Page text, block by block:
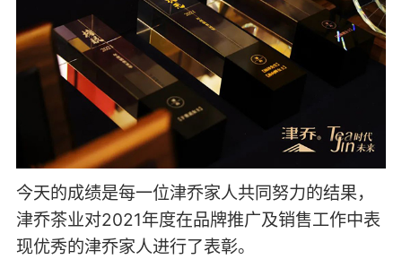
今天的成绩是每一位津乔家人共同努力的结果，
津乔茶业对2021年度在品牌推广及销售工作中表
现优秀的津乔家人进行了表彰。